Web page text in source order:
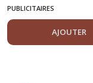
PUBLICITAIRES
AJOUTER